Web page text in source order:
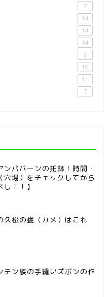
7
14
14
14
8
18
11
7
ンパバーンの托鉢！時間・
穴場）をチェックしてから
し！！】
久松の甕（カメ）はこれ
テン族の手縫いズボンの作